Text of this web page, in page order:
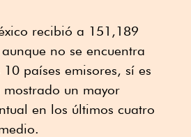
recibió a 151,189
no se encuentra
países emisores, sí es
un mayor
en los últimos cuatro